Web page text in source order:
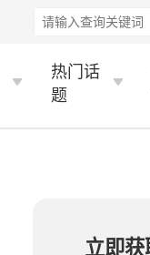
热门话
题
立即